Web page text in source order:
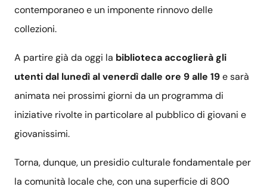
contemporaneo e un imponente rinnovo delle
collezioni.
A partire già da oggi la biblioteca accoglierà gli
utenti dal lunedì al venerdì dalle ore 9 alle 19e sarà
animata nei prossimi giorni da un programma di
iniziative rivolte in particolare al pubblico di giovani e
giovanissimi.
Torna, dunque, un presidio culturale fondamentale per
la comunità locale che, con una superficie di 800